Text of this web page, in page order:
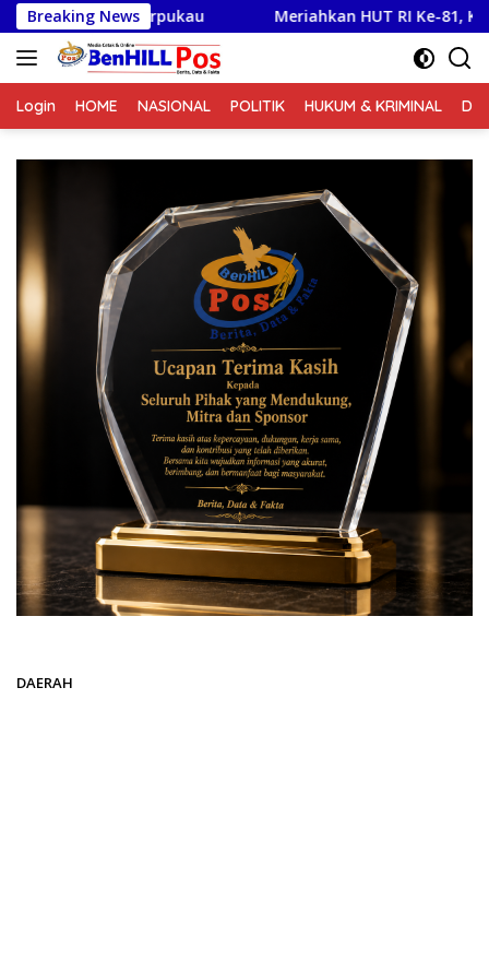
Langsung
ke
konten
Breaking NewsMeriahkan HUT RI Ke-81, Kodim 0210/TU Gelar
Login HOME NASIONAL POLITIK HUKUM & KRIMINAL
DAERAH